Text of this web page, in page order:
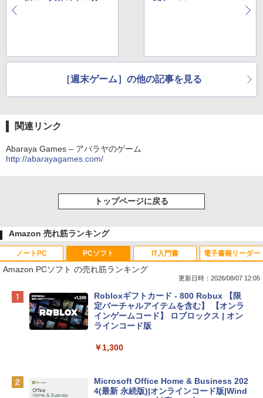
［週末ゲーム］の他の記事を見る
関連リンク
Abaraya Games – アバラヤのゲーム
http://abarayagames.com/
トップページに戻る
Amazon 売れ筋ランキング
ノートPC
Apple 2026 MacBook Neo A18 Proチッ
プ搭載13インチノートブック：AIとAppl
e Intelligence、Liquid Retinaディスプ
レイ、8GBメモリ、512GB SSD、1080p
ィゴ + 3年延長 AppleCare+ for 13インチ
￥162,598
PCソフト
Amazon PCソフト の売れ筋ランキング
更新日時：2026/08/07 12:05
Robloxギフトカード - 800 Robux 【限
定バーチャルアイテムを含む】 【オンラ
インゲームコード】 ロブロックス | オン
ラインコード版
￥1,300
Microsoft Office Home & Business 202
4(最新 永続版)|オンラインコード版|Wind
IT入門書 電子書籍リーダー